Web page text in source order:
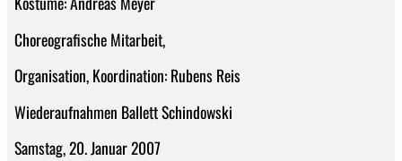
Choreografische Mitarbeit,
Organisation, Koordination: Rubens Reis
Wiederaufnahmen Ballett Schindowski
Samstag, 20. Januar 2007